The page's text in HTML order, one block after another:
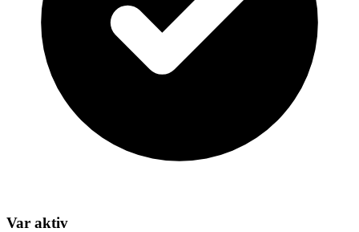
Var aktiv